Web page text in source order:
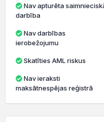
darbība
ierobežojumu
Skatīties AML riskus
maksātnespējas reģistrā